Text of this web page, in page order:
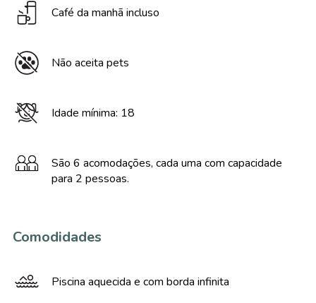
Café da manhã incluso
Não aceita pets
Idade mínima: 18
São 6 acomodações, cada uma com capacidade
para 2 pessoas.
Comodidades
Piscina aquecida e com borda infinita